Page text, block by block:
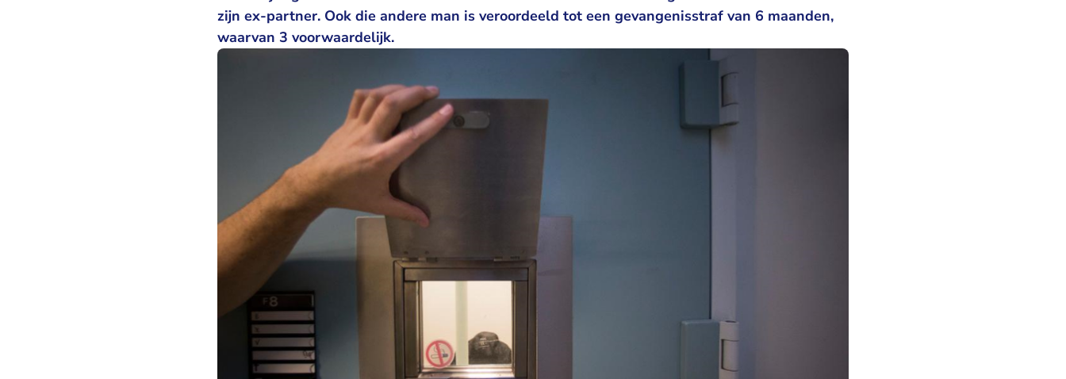
zijn ex-partner. Ook die andere man is veroordeeld tot een gevangenisstraf van 6 maanden,
waarvan 3 voorwaardelijk.